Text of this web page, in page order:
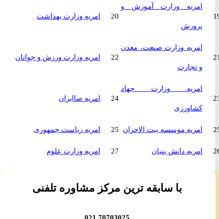
امریه وزارت آموزش و
پرورش
امریه وزارت بهداشت
امریه وزارت صنعت، معدن
و تجارت
امریه وزارت ورزش و جوانان
امریه وزارت جهاد
کشاورزی
امریه صاایران
امریه موسسه بیت الاحزان 25 امریه ریاست جمهوری
امریه دانش بنیان امریه وزارت علوم
با سابقه ترین مرکز مشاوره تلفنی
70703025 021